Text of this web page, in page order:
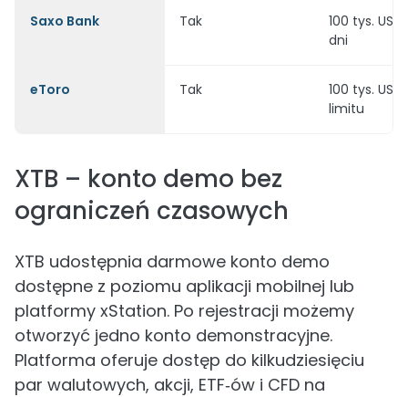
Saxo Bank Tak
100 tys.
dni
eToro Tak
100 tys.
limitu
XTB – konto demo bez
ograniczeń czasowych
XTB udostępnia darmowe konto demo
dostępne z poziomu aplikacji mobilnej lub
platformy xStation. Po rejestracji możemy
otworzyć jedno konto demonstracyjne.
Platforma oferuje dostęp do kilkudziesięciu
par walutowych, akcji, ETF‑ów i CFD na